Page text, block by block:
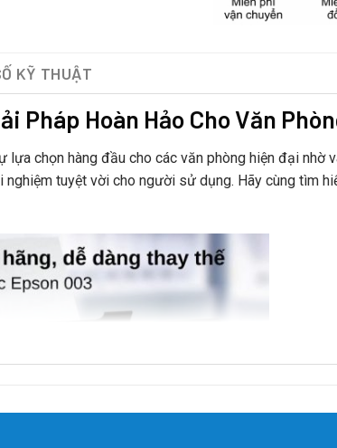
KỸ THUẬT
Pháp Hoàn Hảo Cho Văn
lựa chọn hàng đầu cho các văn phòng hiện đại
nghiệm tuyệt vời cho người sử dụng. Hãy cùng tìm